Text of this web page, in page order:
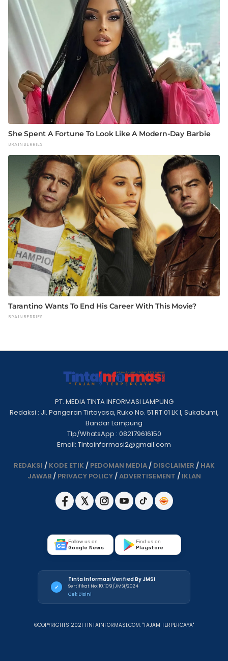
PT. MEDIA TINTA INFORMASI LAMPUNG
Redaksi : Jl. Pangeran Tirtayasa, Ruko No. 51 RT 01 LK I, Sukabumi,
Bandar Lampung
Tlp/WhatsApp : 082179616150
Email: Tintainformasi2@gmail.com
REDAKSI / KODE ETIK / PEDOMAN MEDIA/ DISCLAIMER / HAK
JAWAB/ PRIVACY POLICY/ADVERTISEMENT / IKLAN
Follow us on
Google News
Find us on
Playstore
✓
Tinta Informasi Verified By JMSI
Sertifikat No: 10.109/JMSI/2024
Cek Disini
©COPYRIGHTS 2021 TINTAINFORMASI.COM. "TAJAM TERPERCAYA"